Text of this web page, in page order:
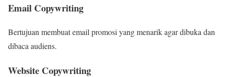
Email Copywriting
Bertujuan membuat email promosi yang menarik agar dibuka dan
dibaca audiens.
Website Copywriting